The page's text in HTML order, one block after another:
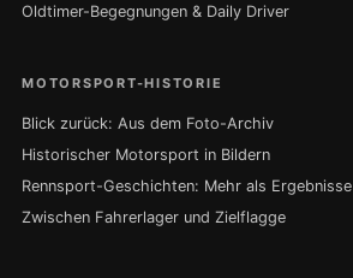
Oldtimer-Begegnungen & Daily Driver
MOTORSPORT-HISTORIE
Blick zurück: Aus dem Foto-Archiv
Historischer Motorsport in Bildern
Rennsport-Geschichten: Mehr als Ergebnisse
Zwischen Fahrerlager und Zielflagge